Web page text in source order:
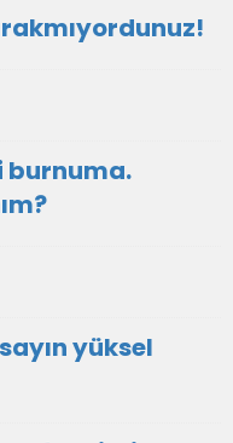
burnuma.
yüksel